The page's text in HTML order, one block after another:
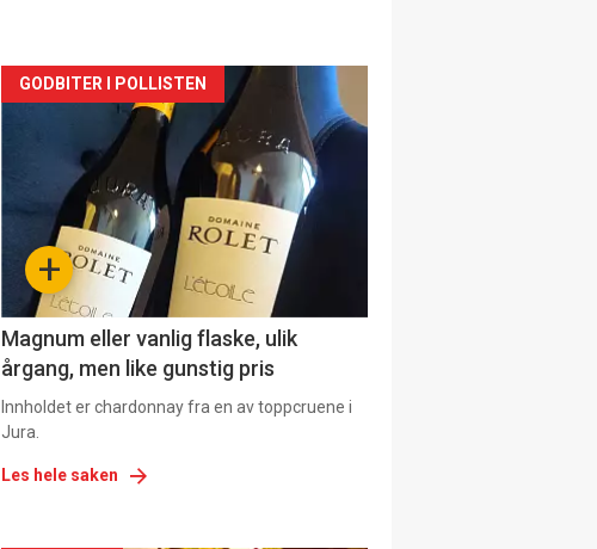
Forsiden
akkurat
nå
+
GODBITER I POLLISTEN
Magnum eller vanlig flaske, ulik
årgang, men like gunstig pris
Innholdet er chardonnay fra en av toppcruene i
Jura.
Les hele saken